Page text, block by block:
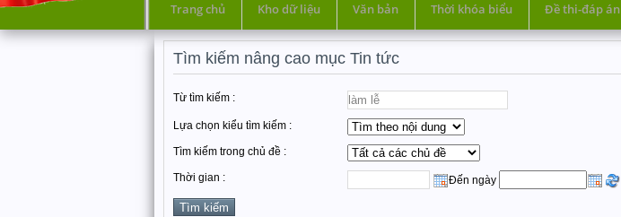
Trang chủ Kho dữ liệu Văn bản Thời khóa biểu Đề thi-đáp án
Tìm kiếm nâng cao mục Tin tức
Từ tìm kiếm :
Lựa chọn kiểu tìm kiếm :
Tìm kiếm trong chủ đề :
Thời gian : Đến ngày